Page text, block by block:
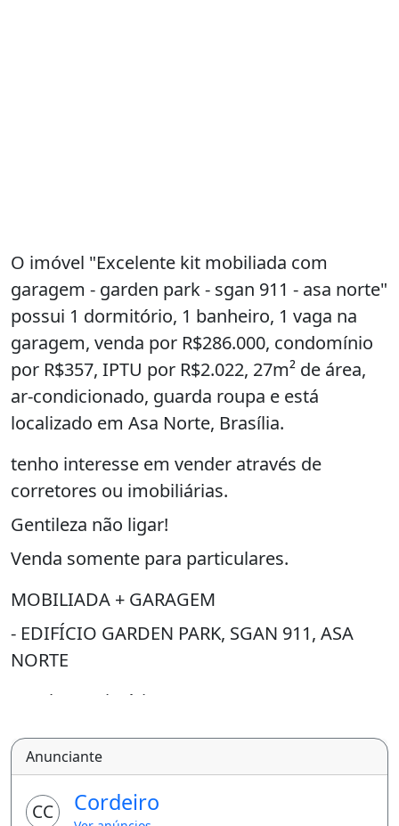
O imóvel "Excelente kit mobiliada com
garagem - garden park - sgan 911 - asa norte"
possui 1 dormitório, 1 banheiro, 1 vaga na
garagem, venda por R$286.000, condomínio
por R$357, IPTU por R$2.022, 27m² de área,
ar-condicionado, guarda roupa e está
localizado em Asa Norte, Brasília.
tenho interesse em vender através de
corretores ou imobiliárias.
Gentileza não ligar!
Venda somente para particulares.
MOBILIADA + GARAGEM
- EDIFÍCIO GARDEN PARK, SGAN 911, ASA
NORTE
Excelente Kit, ótima para morar com
aluguel garantido!
O Garden Park é um dos melhores
Anunciante
CC Cordeiro